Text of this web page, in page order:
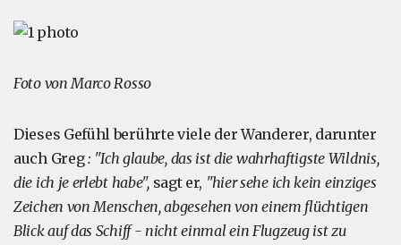
Foto von Marco Rosso
Dieses Gefühl berührte viele der Wanderer, darunter
auch Greg: "Ich glaube, das ist die wahrhaftigste Wildnis,
die ich je erlebt habe",sagt er, "hier sehe ich kein einziges
Zeichen von Menschen, abgesehen von einem flüchtigen
Blick auf das Schiff - nicht einmal ein Flugzeug ist zu